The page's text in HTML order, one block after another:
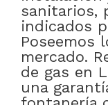
sanitarios,
indicados
Poseemos
mercado.
de gas en
una